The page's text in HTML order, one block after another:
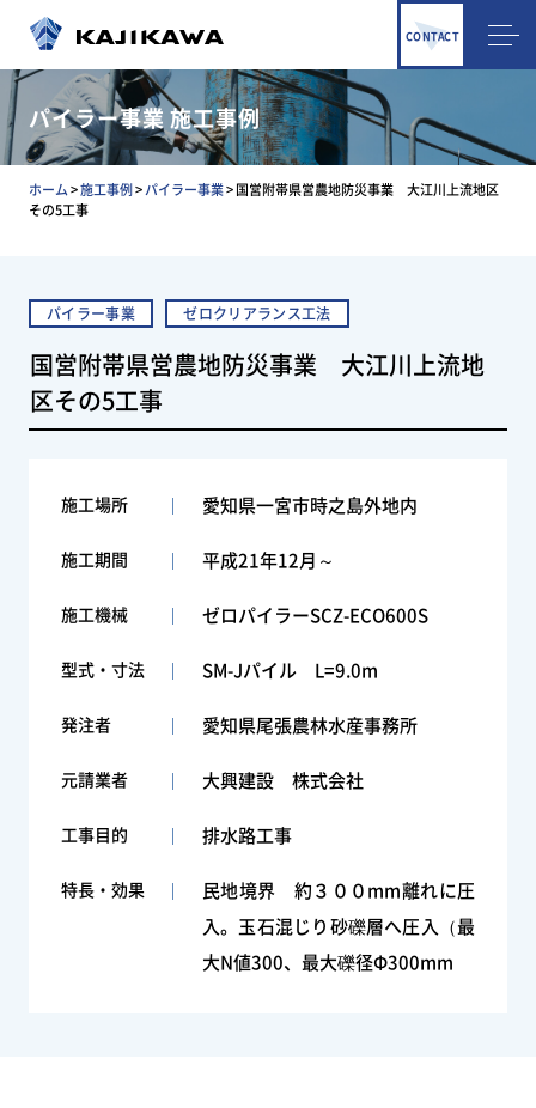
CONTACT
パイラー事業 施工事例
ホーム>施工事例>パイラー事業>国営附帯県営農地防災事業 大江川上流地区
その5工事
パイラー事業 ゼロクリアランス工法
国営附帯県営農地防災事業 大江川上流地
区その5工事
施工場所 愛知県一宮市時之島外地内
施工期間 平成21年12月～
施工機械 ゼロパイラーSCZ-ECO600S
型式・寸法 SM-Jパイル L=9.0m
発注者 愛知県尾張農林水産事務所
元請業者 大興建設 株式会社
工事目的 排水路工事
特長・効果
民地境界 約３００mm離れに圧
入。玉石混じり砂礫層へ圧入（最
大N値300、最大礫径Φ300mm